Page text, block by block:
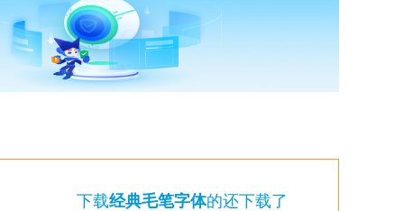
下载经典毛笔字体的还下载了